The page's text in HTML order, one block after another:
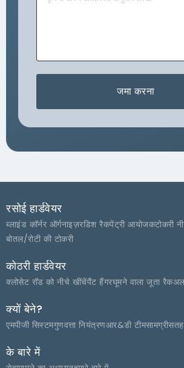
जमा करना
रसोई हार्डवेयर
ब्लाइंड कॉर्नर ऑर्गनाइज़रडिश रैकपेंट्री आयोजकटोकरी
बोतल/रोटी की टोकरी
कोठरी हार्डवेयर
क्लोसेट रॉड को नीचे खींचेंपैंट हैंगरघूमने वाला जूता रैक
क्यों बेने?
एमपीजी सिस्टमगुणवत्ता नियंत्रणआर&डी टीमसामग्री
के बारे में